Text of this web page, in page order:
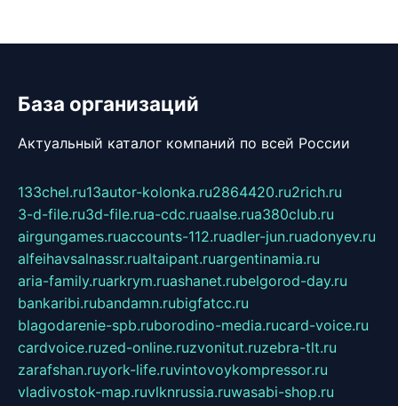
База организаций
Актуальный каталог компаний по всей России
133chel.ru13autor-kolonka.ru2864420.ru2rich.ru
3-d-file.ru3d-file.rua-cdc.ruaalse.rua380club.ru
airgungames.ruaccounts-112.ruadler-jun.ruadonyev.ru
alfeihavsalnassr.rualtaipant.ruargentinamia.ru
aria-family.ruarkrym.ruashanet.rubelgorod-day.ru
bankaribi.rubandamn.rubigfatcc.ru
blagodarenie-spb.ruborodino-media.rucard-voice.ru
cardvoice.ruzed-online.ruzvonitut.ruzebra-tlt.ru
zarafshan.ruyork-life.ruvintovoykompressor.ru
vladivostok-map.ruvlknrussia.ruwasabi-shop.ru